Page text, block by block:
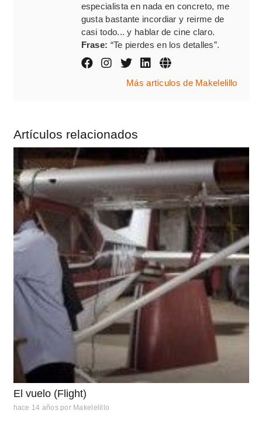
especialista en nada en concreto, me
gusta bastante incordiar y reirme de
casi todo... y hablar de cine claro.
Frase: “Te pierdes en los detalles”.
Más artículos de Makelelillo
Artículos relacionados
El vuelo (Flight)
hace 14 años por Makelelillo